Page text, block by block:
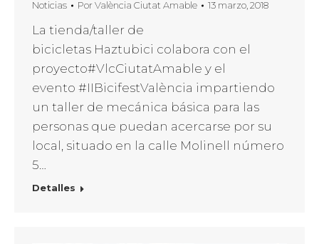
Noticias PorValència Ciutat Amable 13 marzo, 2018
La tienda/taller de
bicicletas Haztubici colabora con el
proyecto#VlcCiutatAmable y el
evento #IIBicifestValència impartiendo
un taller de mecánica básica para las
personas que puedan acercarse por su
local, situado en la calle Molinell número
5…
Detalles